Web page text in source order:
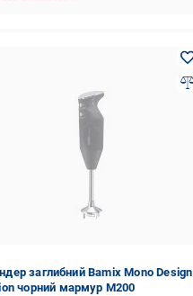
заглибний Bamix Mono Design
чорний мармур M200